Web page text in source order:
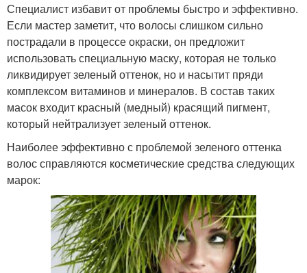
Специалист избавит от проблемы быстро и эффективно.
Если мастер заметит, что волосы слишком сильно
пострадали в процессе окраски, он предложит
использовать специальную маску, которая не только
ликвидирует зеленый оттенок, но и насытит пряди
комплексом витаминов и минералов. В состав таких
масок входит красный (медный) красящий пигмент,
который нейтрализует зеленый оттенок.
Наиболее эффективно с проблемой зеленого оттенка
волос справляются косметические средства следующих
марок: